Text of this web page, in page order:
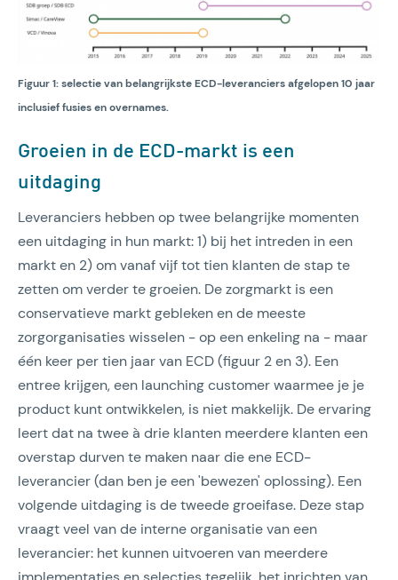
Figuur 1: selectie van belangrijkste ECD-leveranciers afgelopen 10 jaar
inclusief fusies en overnames.
Groeien in de ECD-markt is een
uitdaging
Leveranciers hebben op twee belangrijke momenten
een uitdaging in hun markt: 1) bij het intreden in een
markt en 2) om vanaf vijf tot tien klanten de stap te
zetten om verder te groeien. De zorgmarkt is een
conservatieve markt gebleken en de meeste
zorgorganisaties wisselen - op een enkeling na - maar
één keer per tien jaar van ECD (figuur 2 en 3). Een
entree krijgen, een launching customer waarmee je je
product kunt ontwikkelen, is niet makkelijk. De ervaring
leert dat na twee à drie klanten meerdere klanten een
overstap durven te maken naar die ene ECD-
leverancier (dan ben je een 'bewezen' oplossing). Een
volgende uitdaging is de tweede groeifase. Deze stap
vraagt veel van de interne organisatie van een
leverancier: het kunnen uitvoeren van meerdere